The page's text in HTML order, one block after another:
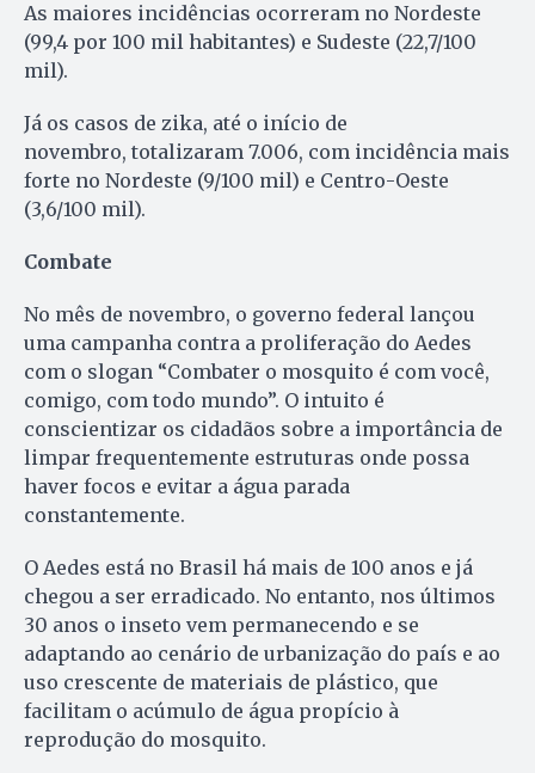
As maiores incidências ocorreram no Nordeste
(99,4 por 100 mil habitantes) e Sudeste (22,7/100
mil).
Já os casos de zika, até o início de
novembro, totalizaram 7.006, com incidência mais
forte no Nordeste (9/100 mil) e Centro-Oeste
(3,6/100 mil).
Combate
No mês de novembro, o governo federal lançou
uma campanha contra a proliferação do Aedes
com o slogan “Combater o mosquito é com você,
comigo, com todo mundo”. O intuito é
conscientizar os cidadãos sobre a importância de
limpar frequentemente estruturas onde possa
haver focos e evitar a água parada
constantemente.
O Aedes está no Brasil há mais de 100 anos e já
chegou a ser erradicado. No entanto, nos últimos
30 anos o inseto vem permanecendo e se
adaptando ao cenário de urbanização do país e ao
uso crescente de materiais de plástico, que
facilitam o acúmulo de água propício à
reprodução do mosquito.